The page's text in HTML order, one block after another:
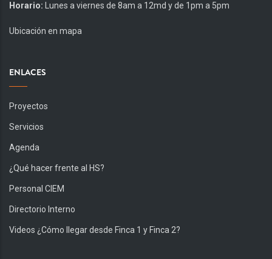
Horario: Lunes a viernes de 8am a 12md y de 1pm a 5pm
Ubicación en mapa
ENLACES
Proyectos
Servicios
Agenda
¿Qué hacer frente al HS?
Personal CIEM
Directorio Interno
Videos ¿Cómo llegar desde Finca 1 y Finca 2?